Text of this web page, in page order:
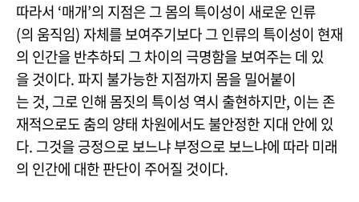
따라서 ‘매개’의 지점은 그 몸의 특이성이 새로운 인류
(의 움직임) 자체를 보여주기보다 그 인류의 특이성이 현재
의 인간을 반추하되 그 차이의 극명함을 보여주는 데 있
을 것이다. 파지 불가능한 지점까지 몸을 밀어붙이
는 것, 그로 인해 몸짓의 특이성 역시 출현하지만, 이는 존
재적으로도 춤의 양태 차원에서도 불안정한 지대 안에 있
다. 그것을 긍정으로 보느냐 부정으로 보느냐에 따라 미래
의 인간에 대한 판단이 주어질 것이다.